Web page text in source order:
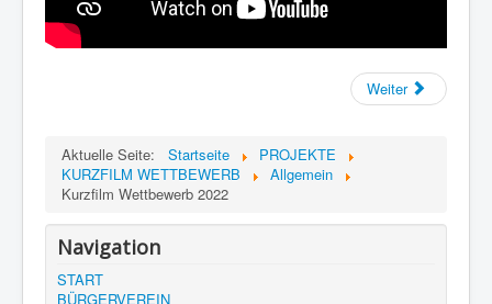
Weiter
Aktuelle Seite: Startseite
PROJEKTE
KURZFILM WETTBEWERB
Allgemein
Kurzfilm Wettbewerb 2022
Navigation
START
BÜRGERVEREIN